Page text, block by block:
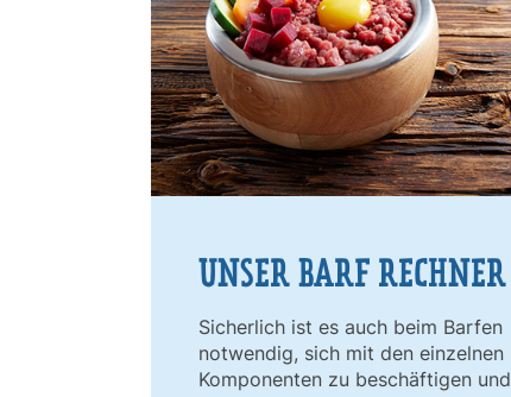
UNSER BARF RECHNER
Sicherlich ist es auch beim Barfen
notwendig, sich mit den einzelnen
Komponenten zu beschäftigen und